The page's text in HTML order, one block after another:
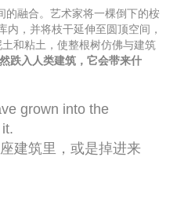
的融合。艺术家将一棵倒下的桉
，并将枝干延伸至圆顶空间，
和粘土，使整根树仿佛与建筑
跌入人类建筑，它会带来什
grown into the
建筑里，或是掉进来